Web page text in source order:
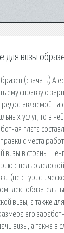
для визы
(скачать) А
ему справку о
на
услуг, то в
плата
с места
визы в страны
с целью
(не с
визы, а также
его
визы, а также в